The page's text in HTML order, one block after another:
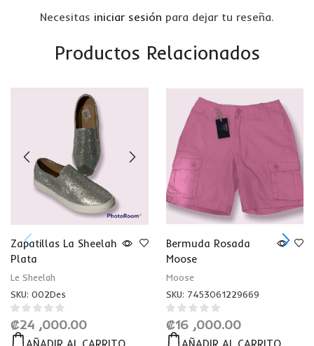
Necesitas iniciar sesión para dejar tu reseña.
Productos Relacionados
Zapatillas La Sheelah
Plata
Le Sheelah
SKU: 002Des
₡24 ,000.00
Bermuda Rosada
Moose
Moose
SKU: 7453061229669
₡16 ,000.00